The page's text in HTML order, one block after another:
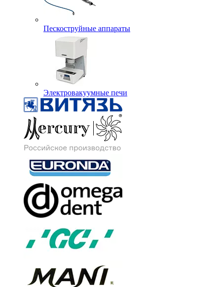
Пескоструйные аппараты
Электровакуумные печи